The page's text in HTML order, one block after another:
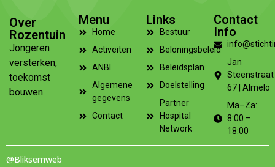
Over
Rozentuin
Jongeren
versterken,
toekomst
bouwen
Menu
Home
Activeiten
ANBI
Algemene
gegevens
Contact
Links
Bestuur
Beloningsbeleid
Beleidsplan
Doelstelling
Partner
Hospital
Network
Contact
Info
Jan
Steenstraat
67 | Almelo
Ma–Za:
8:00 –
18:00
@Bliksemweb